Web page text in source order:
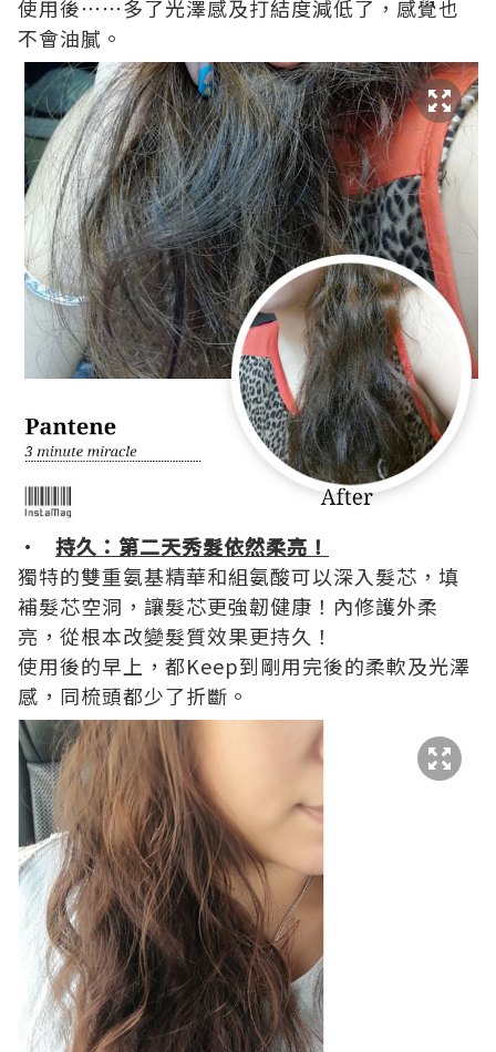
使用後⋯⋯多了光澤感及打結度減低了，感覺也
不會油膩。
• 持久：第二天秀髮依然柔亮！
獨特的雙重氨基精華和組氨酸可以深入髮芯，填
補髮芯空洞，讓髮芯更強韌健康！內修護外柔
亮，從根本改變髮質效果更持久！
使用後的早上，都Keep到剛用完後的柔軟及光澤
感，同梳頭都少了折斷。